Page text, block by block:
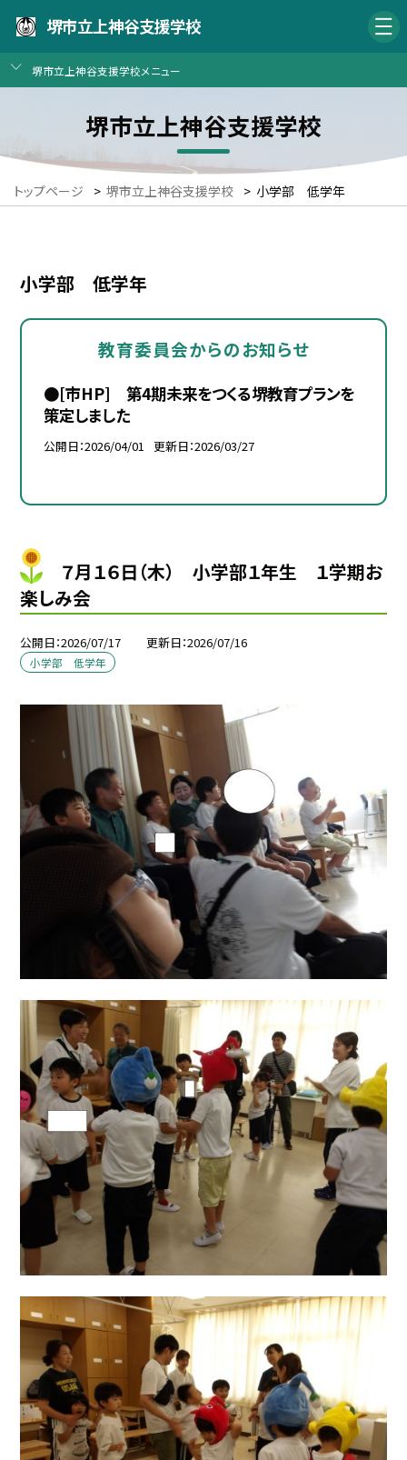
堺市立上神谷支援学校
堺市立上神谷支援学校メニュー
堺市立上神谷支援学校
トップページ > 堺市立上神谷支援学校 > 小学部 低学年
小学部 低学年
教育委員会からのお知らせ
●[市HP] 第4期未来をつくる堺教育プランを
策定しました
公開日 2026/04/01 更新日 2026/03/27
７月１６日（木） 小学部１年生 １学期お
楽しみ会
公開日 2026/07/17 更新日 2026/07/16
小学部 低学年